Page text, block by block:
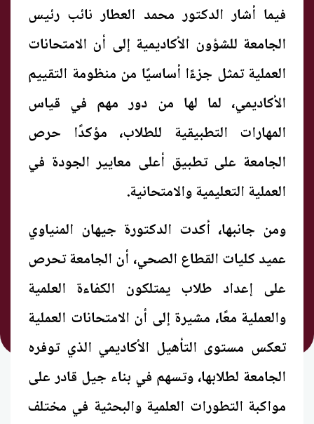
فيما أشار الدكتور محمد العطار نائب رئيس
الجامعة للشؤون الأكاديمية إلى أن الامتحانات
العملية تمثل جزءًا أساسيًا من منظومة التقييم
الأكاديمي، لما لها من دور مهم في قياس
المهارات التطبيقية للطلاب، مؤكدًا حرص
الجامعة على تطبيق أعلى معايير الجودة في
العملية التعليمية والامتحانية.
ومن جانبها، أكدت الدكتورة جيهان المنياوي
عميد كليات القطاع الصحي، أن الجامعة تحرص
على إعداد طلاب يمتلكون الكفاءة العلمية
والعملية معًا، مشيرة إلى أن الامتحانات العملية
تعكس مستوى التأهيل الأكاديمي الذي توفره
الجامعة لطلابها، وتسهم في بناء جيل قادر على
مواكبة التطورات العلمية والبحثية في مختلف